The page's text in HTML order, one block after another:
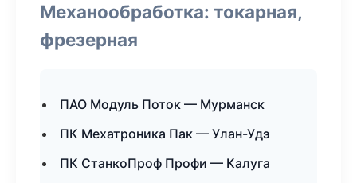
Механообработка: токарная,
фрезерная
ПАО Модуль Поток — Мурманск
ПК Мехатроника Пак — Улан-Удэ
ПК СтанкоПроф Профи — Калуга